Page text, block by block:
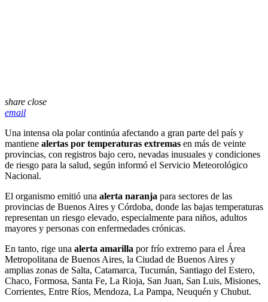
share close
email
Una intensa ola polar continúa afectando a gran parte del país y
mantiene alertas por temperaturas extremas en más de veinte
provincias, con registros bajo cero, nevadas inusuales y condiciones
de riesgo para la salud, según informó el Servicio Meteorológico
Nacional.
El organismo emitió una alerta naranja para sectores de las
provincias de Buenos Aires y Córdoba, donde las bajas temperaturas
representan un riesgo elevado, especialmente para niños, adultos
mayores y personas con enfermedades crónicas.
En tanto, rige una alerta amarilla por frío extremo para el Área
Metropolitana de Buenos Aires, la Ciudad de Buenos Aires y
amplias zonas de Salta, Catamarca, Tucumán, Santiago del Estero,
Chaco, Formosa, Santa Fe, La Rioja, San Juan, San Luis, Misiones,
Corrientes, Entre Ríos, Mendoza, La Pampa, Neuquén y Chubut.